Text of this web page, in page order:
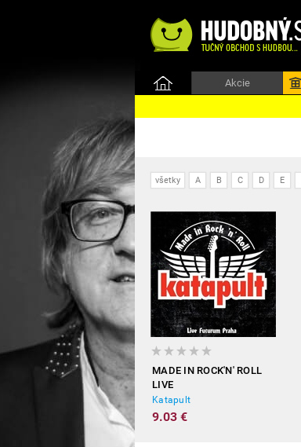
Akcie
všetky A B C D E
MADE IN ROCK'N' ROLL
LIVE
Katapult
9.03 €